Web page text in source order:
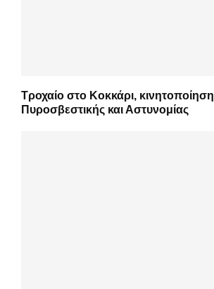
Τροχαίο στο Κοκκάρι, κινητοποίηση
Πυροσβεστικής και Αστυνομίας